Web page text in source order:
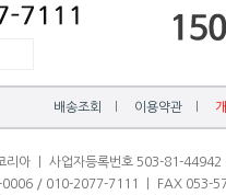
배송조회 이용약관
리아 ㅣ 사업자등록번호 503-81-
/ 010-2077-7111 ㅣ FAX 053-